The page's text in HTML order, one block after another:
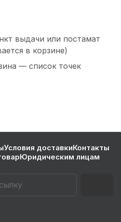
выдачи или постамат
в корзине)
— список точек
Условия доставкиКонтакты
Юридическим лицам